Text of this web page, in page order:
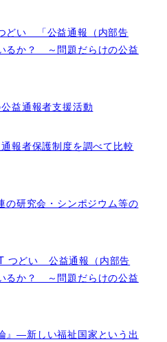
どい 「公益通報（内部告
るか？ ～問題だらけの公益
益通報者支援活動
報者保護制度を調べて比較
の研究会・シンポジウム等の
つどい 公益通報（内部告
るか？ ～問題だらけの公益
』―新しい福祉国家という出